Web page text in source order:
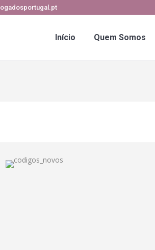
Início Quem Somos